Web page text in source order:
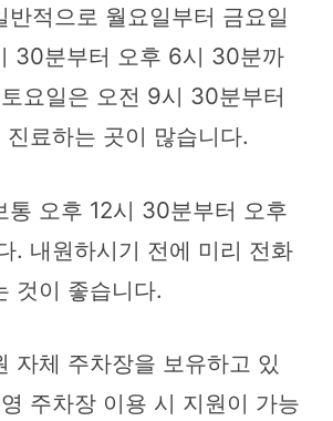
반적으로 월요일부터 금요일
30분부터 오후 6시 30분까
요일은 오전 9시 30분부터
진료하는 곳이 많습니다.
통 오후 12시 30분부터 오후
. 내원하시기 전에 미리 전화
것이 좋습니다.
자체 주차장을 보유하고 있
주차장 이용 시 지원이 가능